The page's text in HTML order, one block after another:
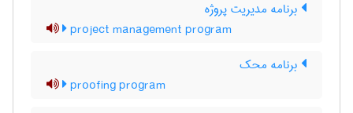
برنامه مدیریت پروژه
project management program
برنامه محک
proofing program